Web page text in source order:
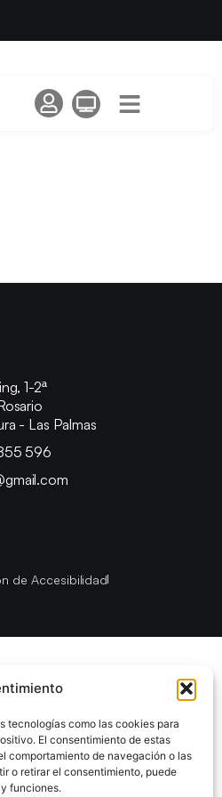
tecnologías como las cookies para
El consentimiento de estas
comportamiento de navegación o las
o retirar el consentimiento, puede
funciones.
1-2ª
- Las Palmas
596
de Accesibilidad